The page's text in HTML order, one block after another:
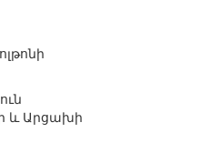
և Արցախի